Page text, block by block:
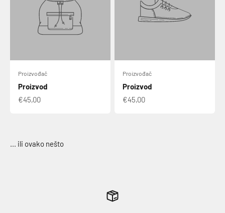
Proizvođač
Proizvod
€45,00
Proizvođač
Proizvod
€45,00